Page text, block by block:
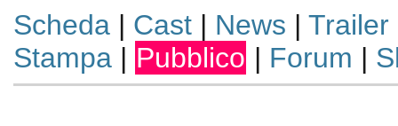
Scheda| Cast| News | Trailer
Stampa| Pubblico | Forum |